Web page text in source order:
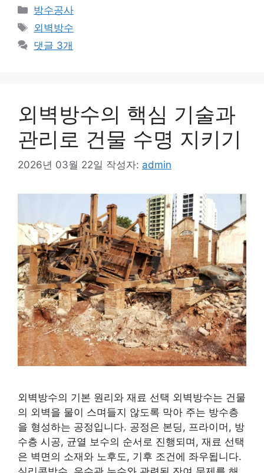
카
테
고
리
방수공사
태
그
외벽방수
댓글 3개
외벽방수의 핵심 기술과
관리로 건물 수명 지키기
2026년 03월 22일 작성자: admin
외벽방수의 기본 원리와 재료 선택 외벽방수는 건물
의 외벽을 물이 스며들지 않도록 막아 주는 방수층
을 형성하는 공정입니다. 공정은 본딩, 프라이머, 방
수층 시공, 균열 보수의 순서로 진행되며, 재료 선택
은 벽면의 소재와 노후도, 기후 조건에 좌우됩니다.